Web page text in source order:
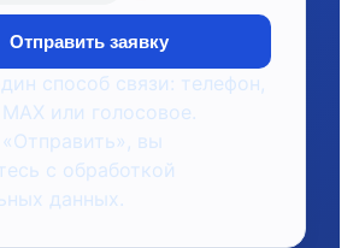
Отправить заявку
способ связи: телефон,
или голосовое.
вы
с обработкой
данных.